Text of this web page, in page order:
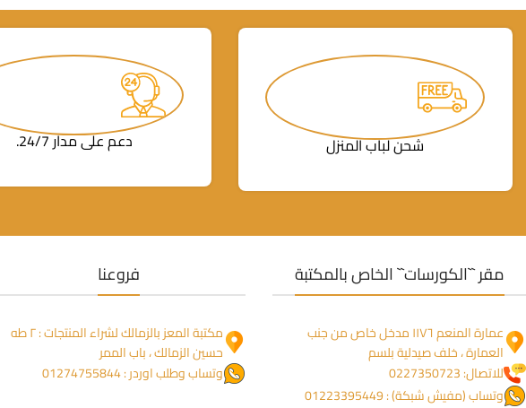
شحن لباب المنزل دعم على مدار 24/7.
فروعنا
مكتبة المعز بالزمالك لشراء المنتجات : ٢ طه
حسين الزمالك ، باب الممر
وتساب وطلب اوردر : 01274755844
مقر ``الكورسات`` الخاص بالمكتبة
عمارة المنعم ١١٧٦ مدخل خاص من جنب
العمارة ، خلف صيدلية بلسم
للاتصال: 0227350723
وتساب (مفيش شبكة) : 01223395449